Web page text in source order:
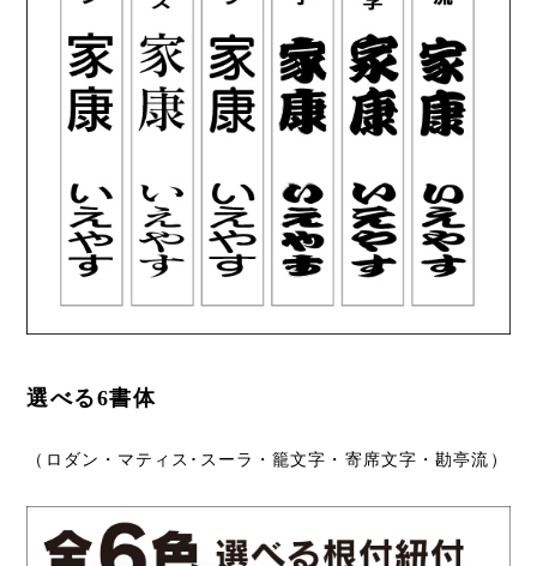
選べる6書体
（ロダン・マティス･スーラ・籠文字・寄席文字・勘亭流）